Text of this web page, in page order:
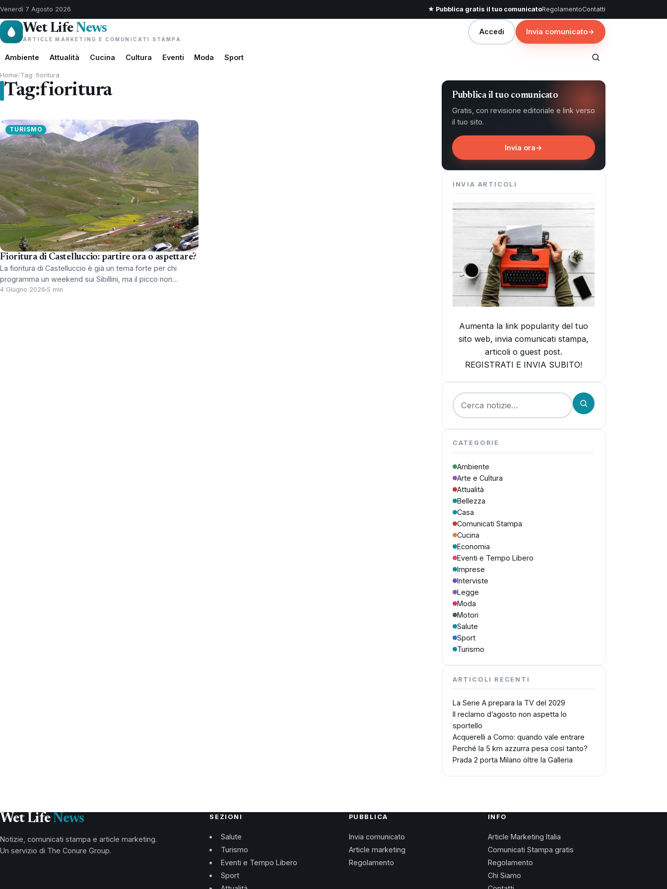
Venerdì 7 Agosto 2026 ★ Pubblica gratis il tuo comunicatoRegolamentoContatti
Wet LifeNews
ARTICLE MARKETING E COMUNICATI STAMPA
Accedi Invia comunicato→
Ambiente Attualità Cucina Cultura Eventi Moda Sport
Home/Tag: fioritura
Tag:fioritura
TURISMO
Fioritura di Castelluccio: partire ora o aspettare?
La fioritura di Castelluccio è già un tema forte per chi
programma un weekend sui Sibillini, ma il picco non…
4 Giugno 2026 5 min
Pubblica il tuo comunicato
Gratis, con revisione editoriale e link verso
il tuo sito.
Invia ora→
INVIA ARTICOLI
Aumenta la link popularity del tuo
sito web, invia comunicati stampa,
articoli o guest post.
REGISTRATI E INVIA SUBITO!
Cerca:
CATEGORIE
Ambiente
Arte e Cultura
Attualità
Bellezza
Casa
Comunicati Stampa
Cucina
Economia
Eventi e Tempo Libero
Imprese
Interviste
Legge
Moda
Motori
Salute
Sport
Turismo
ARTICOLI RECENTI
La Serie A prepara la TV del 2029
Il reclamo d’agosto non aspetta lo
sportello
Acquerelli a Como: quando vale entrare
Perché la 5 km azzurra pesa così tanto?
Prada 2 porta Milano oltre la Galleria
Wet Life News
Notizie, comunicati stampa e article marketing.
Un servizio di The Conure Group.
SEZIONI
Salute
Turismo
Eventi e Tempo Libero
Sport
PUBBLICA
Invia comunicato
Article marketing
Regolamento
INFO
Article Marketing Italia
Comunicati Stampa gratis
Regolamento
Chi Siamo